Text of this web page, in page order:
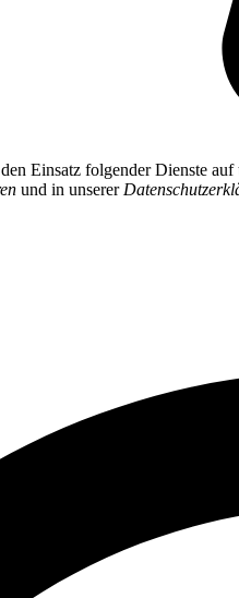
Einsatz folgender Dienste
und in unserer